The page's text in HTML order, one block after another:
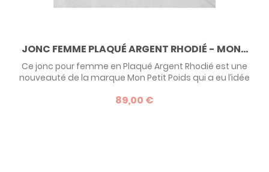
JONC FEMME PLAQUÉ ARGENT RHODIÉ - MON...
Ce jonc pour femme en Plaqué Argent Rhodié est une
nouveauté de la marque Mon Petit Poids qui a eu l’idée
naissance sur un bracelet jonc. Le poids est
89,00 €